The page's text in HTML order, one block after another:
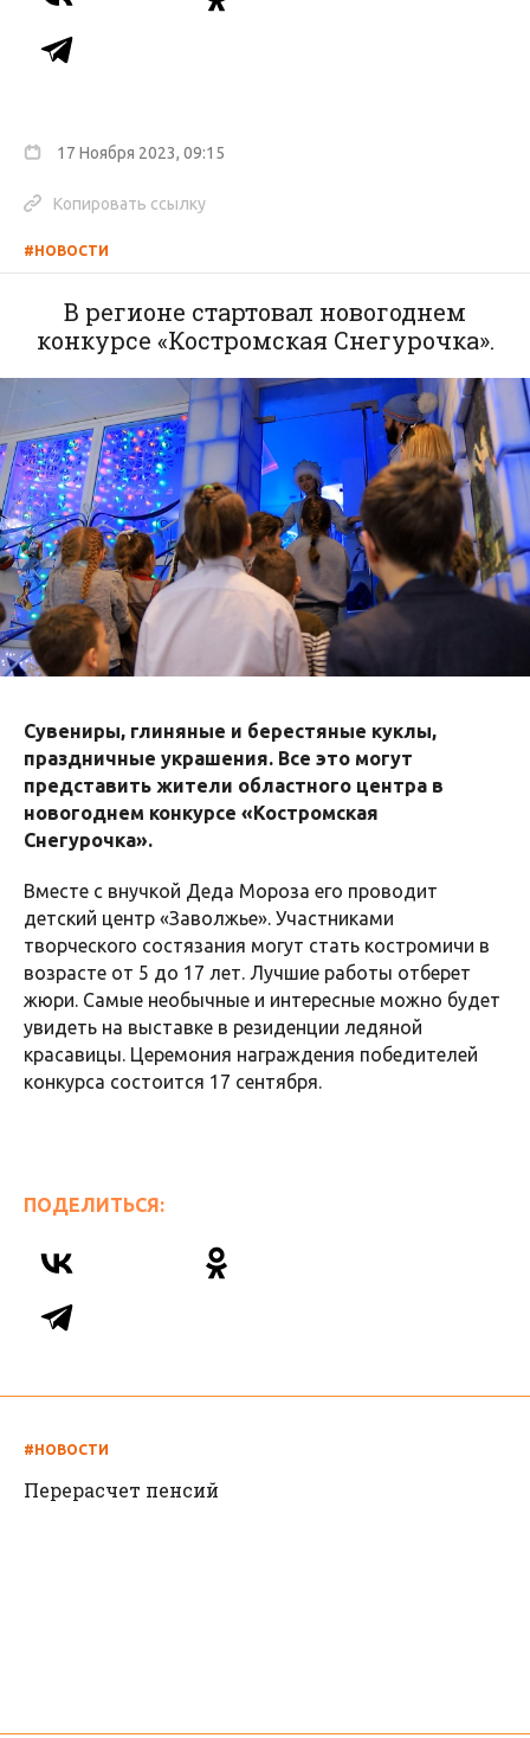
17 Ноября 2023, 09:15
Копировать ссылку
#НОВОСТИ
В регионе стартовал новогоднем
конкурсе «Костромская Снегурочка».
Сувениры, глиняные и берестяные куклы,
праздничные украшения. Все это могут
представить жители областного центра в
новогоднем конкурсе «Костромская
Снегурочка».
Вместе с внучкой Деда Мороза его проводит
детский центр «Заволжье». Участниками
творческого состязания могут стать костромичи в
возрасте от 5 до 17 лет. Лучшие работы отберет
жюри. Самые необычные и интересные можно будет
увидеть на выставке в резиденции ледяной
красавицы. Церемония награждения победителей
конкурса состоится 17 сентября.
ПОДЕЛИТЬСЯ:
#НОВОСТИ
Перерасчет пенсий